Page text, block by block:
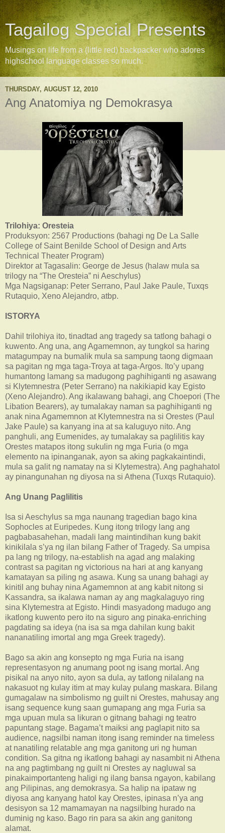
Tagailog Special Presents
Musings on life from a (little red) backpacker who adores
highschool language classes so much.
THURSDAY, AUGUST 12, 2010
Ang Anatomiya ng Demokrasya
Trilohiya: Oresteia
Produksyon: 2567 Productions (bahagi ng De La Salle
College of Saint Benilde School of Design and Arts
Technical Theater Program)
Direktor at Tagasalin: George de Jesus (halaw mula sa
trilogy na “The Oresteia” ni Aeschylus)
Mga Nagsiganap: Peter Serrano, Paul Jake Paule, Tuxqs
Rutaquio, Xeno Alejandro, atbp.
ISTORYA
Dahil trilohiya ito, tinadtad ang tragedy sa tatlong bahagi o
kuwento. Ang una, ang Agamemnon, ay tungkol sa haring
matagumpay na bumalik mula sa sampung taong digmaan
sa pagitan ng mga taga-Troya at taga-Argos. Ito’y upang
humantong lamang sa madugong paghihiganti ng asawang
si Klytemnestra (Peter Serrano) na nakikiapid kay Egisto
(Xeno Alejandro). Ang ikalawang bahagi, ang Choepori (The
Libation Bearers), ay tumalakay naman sa paghihiganti ng
anak nina Agamemnon at Klytemnestra na si Orestes (Paul
Jake Paule) sa kanyang ina at sa kaluguyo nito. Ang
panghuli, ang Eumenides, ay tumalakay sa paglilitis kay
Orestes matapos itong sukulin ng mga Furia (o mga
elemento na ipinanganak, ayon sa aking pagkakaintindi,
mula sa galit ng namatay na si Klytemestra). Ang paghahatol
ay pinangunahan ng diyosa na si Athena (Tuxqs Rutaquio).
Ang Unang Paglilitis
Isa si Aeschylus sa mga naunang tragedian bago kina
Sophocles at Euripedes. Kung itong trilogy lang ang
pagbabasahehan, madali lang maintindihan kung bakit
kinikilala s’ya ng ilan bilang Father of Tragedy. Sa umpisa
pa lang ng trilogy, na-establish na agad ang malaking
contrast sa pagitan ng victorious na hari at ang kanyang
kamatayan sa piling ng asawa. Kung sa unang bahagi ay
kinitil ang buhay nina Agamemnon at ang kabit nitong si
Kassandra, sa ikalawa naman ay ang magkalaguyo ring
sina Klytemestra at Egisto. Hindi masyadong madugo ang
ikatlong kuwento pero ito na siguro ang pinaka-enriching
pagdating sa ideya (na isa sa mga dahilan kung bakit
nananatiling imortal ang mga Greek tragedy).
Bago sa akin ang konsepto ng mga Furia na isang
representasyon ng anumang poot ng isang mortal. Ang
pisikal na anyo nito, ayon sa dula, ay tatlong nilalang na
nakasuot ng kulay itim at may kulay pulang maskara. Bilang
gumagalaw na simbolismo ng guilt ni Orestes, mahusay ang
isang sequence kung saan gumapang ang mga Furia sa
mga upuan mula sa likuran o gitnang bahagi ng teatro
papuntang stage. Bagama’t maiksi ang paglapit nito sa
audience, nagsilbi naman itong isang reminder na timeless
at nanatiling relatable ang mga ganitong uri ng human
condition. Sa gitna ng ikatlong bahagi ay nasambit ni Athena
na ang pagtimbang ng guilt ni Orestes ay nagluwal sa
pinakaimportanteng haligi ng ilang bansa ngayon, kabilang
ang Pilipinas, ang demokrasya. Sa halip na ipataw ng
diyosa ang kanyang hatol kay Orestes, ipinasa n’ya ang
desisyon sa 12 mamamayan na nagsilbing hurado na
duminig ng kaso. Bago rin para sa akin ang ganitong
alamat.